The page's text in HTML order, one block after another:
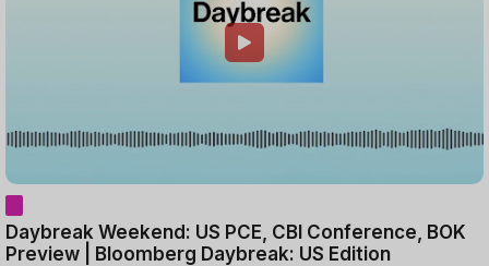
Daybreak Weekend: US PCE, CBI Conference, BOK
Preview | Bloomberg Daybreak: US Edition